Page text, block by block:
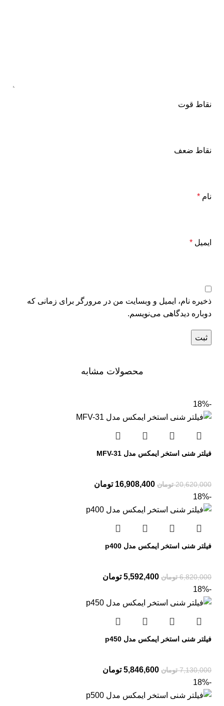
نقاط قوت
نقاط ضعف
نام *
ایمیل *
ذخیره نام، ایمیل و وبسایت من در مرورگر برای زمانی که
دوباره دیدگاهی می‌نویسم.
محصولات مشابه
-18%
فیلتر شنی استخر ایمکس مدل MFV-31
20,620,000 تومان 16,908,400 تومان
-18%
فیلتر شنی استخر ایمکس مدل p400
6,820,000 تومان 5,592,400 تومان
-18%
فیلتر شنی استخر ایمکس مدل p450
7,130,000 تومان 5,846,600 تومان
-18%